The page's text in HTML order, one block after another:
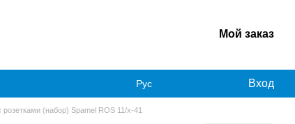
Мой заказ
Рус Вход
розетками (набор) Spamel ROS 11/x-41